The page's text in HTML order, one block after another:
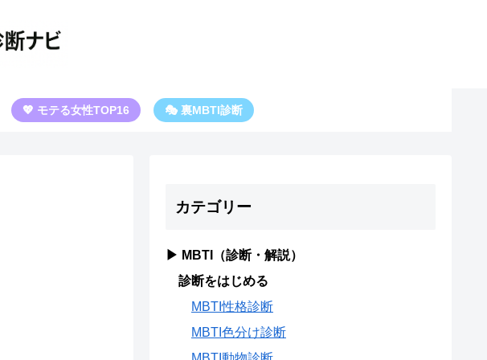
💖 モテる女性TOP16 🎭 裏MBTI診断
カテゴリー
▶ MBTI（診断・解説）
診断をはじめる
MBTI性格診断
MBTI色分け診断